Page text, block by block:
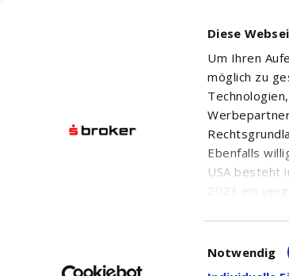
Diese
Um Ihren
möglich zu
Ebenfalls
USA besteht
2023 ein
in den USA,
Einwilligung
Notwendig
Ihr Kontingent
LAIQON -